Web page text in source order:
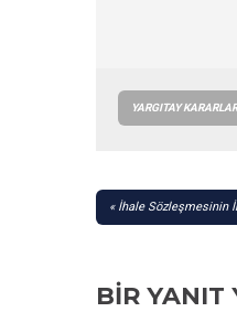
YARGITAY
YAZI
İhale Sözleşmesinin
BIR YANIT